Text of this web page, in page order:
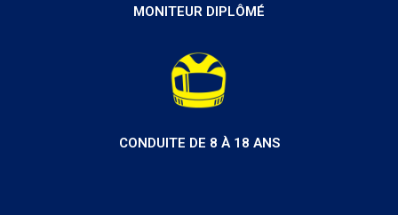
MONITEUR DIPLÔMÉ
CONDUITE DE 8 À 18 ANS